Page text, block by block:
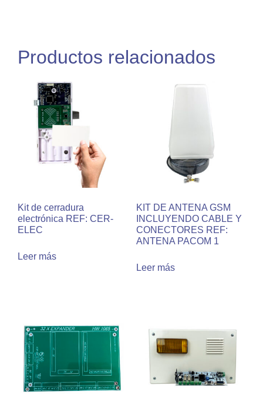
Productos relacionados
Kit de cerradura
electrónica REF: CER-
ELEC
Leer más
KIT DE ANTENA GSM
INCLUYENDO CABLE Y
CONECTORES REF:
ANTENA PACOM 1
Leer más